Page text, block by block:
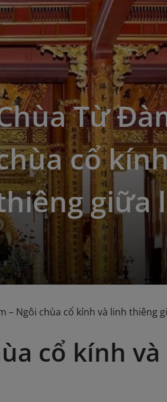
Từ
cổ
giữa
– Ngôi chùa cổ kính và linh thiêng
cổ kính